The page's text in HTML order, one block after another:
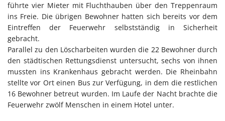
führte vier Mieter mit Fluchthauben über den Treppenraum
ins Freie. Die übrigen Bewohner hatten sich bereits vor dem
Eintreffen der Feuerwehr selbstständig in Sicherheit
gebracht.
Parallel zu den Löscharbeiten wurden die 22 Bewohner durch
den städtischen Rettungsdienst untersucht, sechs von ihnen
mussten ins Krankenhaus gebracht werden. Die Rheinbahn
stellte vor Ort einen Bus zur Verfügung, in dem die restlichen
16 Bewohner betreut wurden. Im Laufe der Nacht brachte die
Feuerwehr zwölf Menschen in einem Hotel unter.